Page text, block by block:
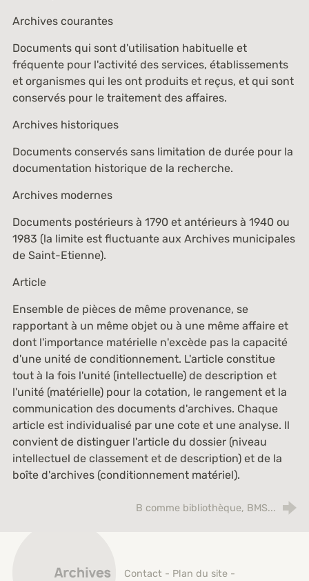
Archives courantes
Documents qui sont d'utilisation habituelle et
fréquente pour l'activité des services, établissements
et organismes qui les ont produits et reçus, et qui sont
conservés pour le traitement des affaires.
Archives historiques
Documents conservés sans limitation de durée pour la
documentation historique de la recherche.
Archives modernes
Documents postérieurs à 1790 et antérieurs à 1940 ou
1983 (la limite est fluctuante aux Archives municipales
de Saint-Etienne).
Article
Ensemble de pièces de même provenance, se
rapportant à un même objet ou à une même affaire et
dont l'importance matérielle n'excède pas la capacité
d'une unité de conditionnement. L'article constitue
tout à la fois l'unité (intellectuelle) de description et
l'unité (matérielle) pour la cotation, le rangement et la
communication des documents d'archives. Chaque
article est individualisé par une cote et une analyse. Il
convient de distinguer l'article du dossier (niveau
intellectuel de classement et de description) et de la
boîte d'archives (conditionnement matériel).
B comme bibliothèque, BMS...
Contact - Plan du site -